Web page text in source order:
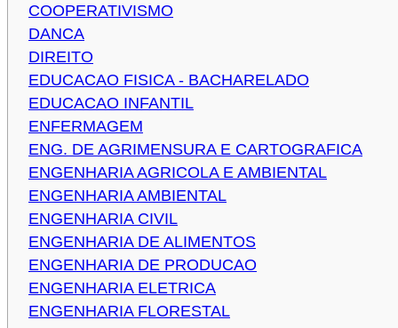
COOPERATIVISMO
DANCA
DIREITO
EDUCACAO FISICA - BACHARELADO
EDUCACAO INFANTIL
ENFERMAGEM
ENG. DE AGRIMENSURA E CARTOGRAFICA
ENGENHARIA AGRICOLA E AMBIENTAL
ENGENHARIA AMBIENTAL
ENGENHARIA CIVIL
ENGENHARIA DE ALIMENTOS
ENGENHARIA DE PRODUCAO
ENGENHARIA ELETRICA
ENGENHARIA FLORESTAL